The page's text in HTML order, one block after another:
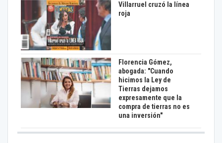
Villarruel cruzó la línea
roja
Florencia Gómez,
abogada: "Cuando
hicimos la Ley de
Tierras dejamos
expresamente que la
compra de tierras no es
una inversión"